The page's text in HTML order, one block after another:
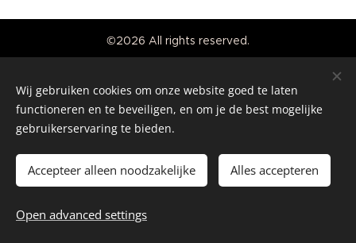
©2026 All rights reserved.
Cookies
Languages
Nederlands
English
Wij gebruiken cookies om onze website goed te laten
functioneren en te beveiligen, en om je de best mogelijke
gebruikerservaring te bieden.
Accepteer alleen noodzakelijke Alles accepteren
Open advanced settings